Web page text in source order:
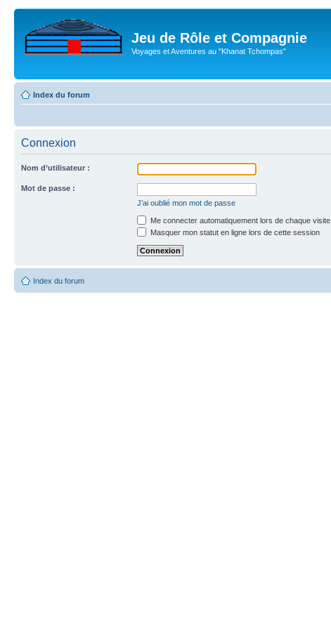
Jeu de Rôle et Compagnie
Voyages et Aventures au "Khanat Tchompas"
Index du forum
Connexion
Nom d’utilisateur :
Mot de passe :
J’ai oublié mon mot de passe
Me connecter automatiquement lors de chaque visite
Masquer mon statut en ligne lors de cette session
Index du forum